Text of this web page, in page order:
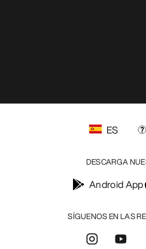
SÍGUENOS EN LAS
ES
DESCARGA
Android App